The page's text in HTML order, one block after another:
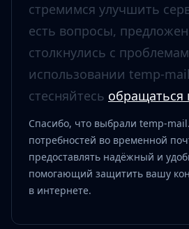
стремимся улучшить
есть вопросы,
столкнулись с
использовании temp-
стесняйтесь обращаться
Спасибо, что выбрали temp-
потребностей во временной
предоставлять надёжный и
помогающий защитить вашу
в интернете.